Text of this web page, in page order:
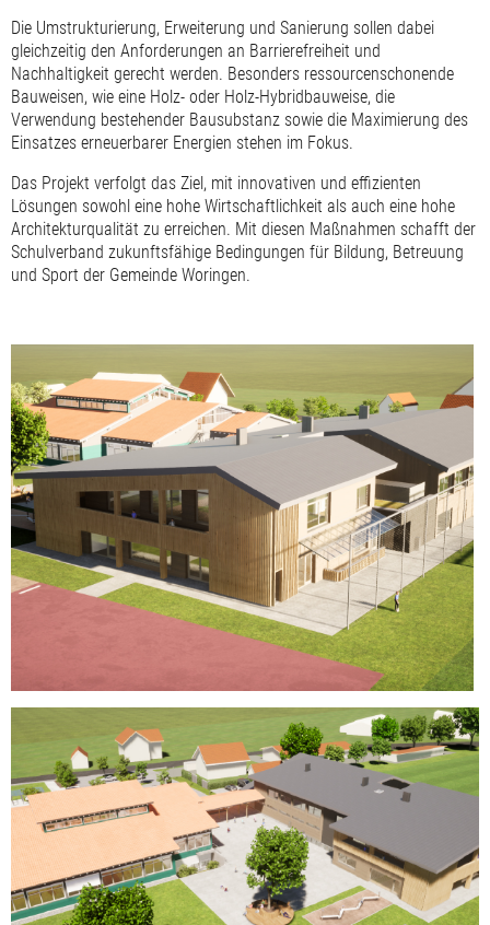
Die Umstrukturierung, Erweiterung und Sanierung sollen dabei
gleichzeitig den Anforderungen an Barrierefreiheit und
Nachhaltigkeit gerecht werden. Besonders ressourcenschonende
Bauweisen, wie eine Holz- oder Holz-Hybridbauweise, die
Verwendung bestehender Bausubstanz sowie die Maximierung des
Einsatzes erneuerbarer Energien stehen im Fokus.
Das Projekt verfolgt das Ziel, mit innovativen und effizienten
Lösungen sowohl eine hohe Wirtschaftlichkeit als auch eine hohe
Architekturqualität zu erreichen. Mit diesen Maßnahmen schafft der
Schulverband zukunftsfähige Bedingungen für Bildung, Betreuung
und Sport der Gemeinde Woringen.